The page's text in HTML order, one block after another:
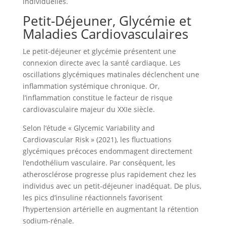
Petit-Déjeuner, Glycémie et
Maladies Cardiovasculaires
Le petit-déjeuner et glycémie présentent une
connexion directe avec la santé cardiaque. Les
oscillations glycémiques matinales déclenchent une
inflammation systémique chronique. Or,
l’inflammation constitue le facteur de risque
cardiovasculaire majeur du XXIe siècle.
Selon l’étude « Glycemic Variability and
Cardiovascular Risk » (2021), les fluctuations
glycémiques précoces endommagent directement
l’endothélium vasculaire. Par conséquent, les
atherosclérose progresse plus rapidement chez les
individus avec un petit-déjeuner inadéquat. De plus,
les pics d’insuline réactionnels favorisent
l’hypertension artérielle en augmentant la rétention
sodium-rénale.